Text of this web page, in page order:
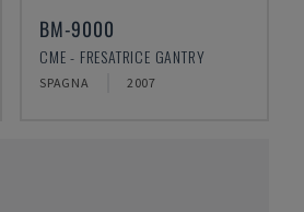
BM-9000
CME - FRESATRICE GANTRY
SPAGNA 2007